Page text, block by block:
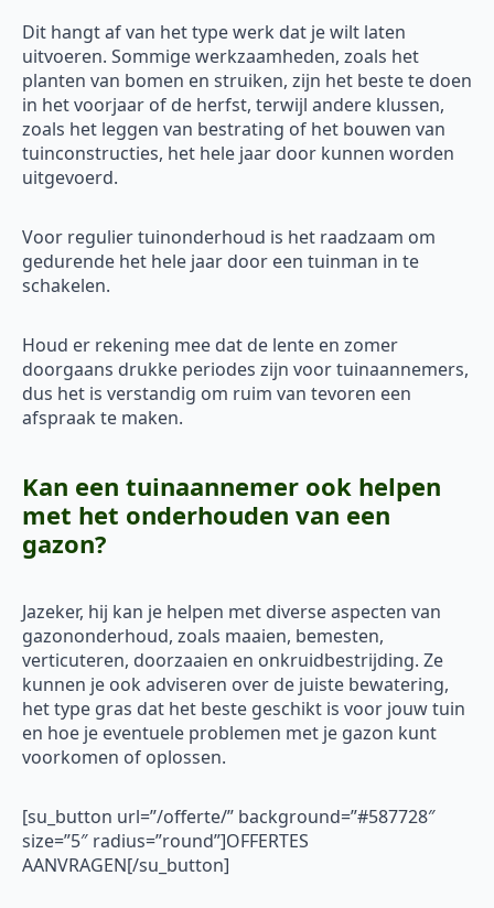
Dit hangt af van het type werk dat je wilt laten
uitvoeren. Sommige werkzaamheden, zoals het
planten van bomen en struiken, zijn het beste te doen
in het voorjaar of de herfst, terwijl andere klussen,
zoals het leggen van bestrating of het bouwen van
tuinconstructies, het hele jaar door kunnen worden
uitgevoerd.
Voor regulier tuinonderhoud is het raadzaam om
gedurende het hele jaar door een tuinman in te
schakelen.
Houd er rekening mee dat de lente en zomer
doorgaans drukke periodes zijn voor tuinaannemers,
dus het is verstandig om ruim van tevoren een
afspraak te maken.
Kan een tuinaannemer ook helpen
met het onderhouden van een
gazon?
Jazeker, hij kan je helpen met diverse aspecten van
gazononderhoud, zoals maaien, bemesten,
verticuteren, doorzaaien en onkruidbestrijding. Ze
kunnen je ook adviseren over de juiste bewatering,
het type gras dat het beste geschikt is voor jouw tuin
en hoe je eventuele problemen met je gazon kunt
voorkomen of oplossen.
[su_button url=”/offerte/” background=”#587728″
size=”5″ radius=”round”]OFFERTES
AANVRAGEN[/su_button]